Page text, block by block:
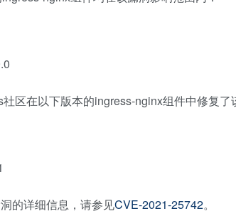
区在以下版本的ingress-nginx组件中修复了
的详细信息，请参见CVE-2021-25742。